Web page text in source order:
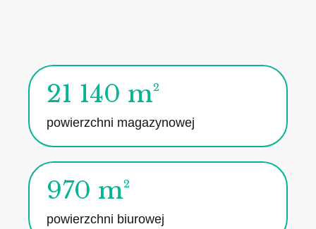
21 140 m²
powierzchni magazynowej
970 m²
powierzchni biurowej